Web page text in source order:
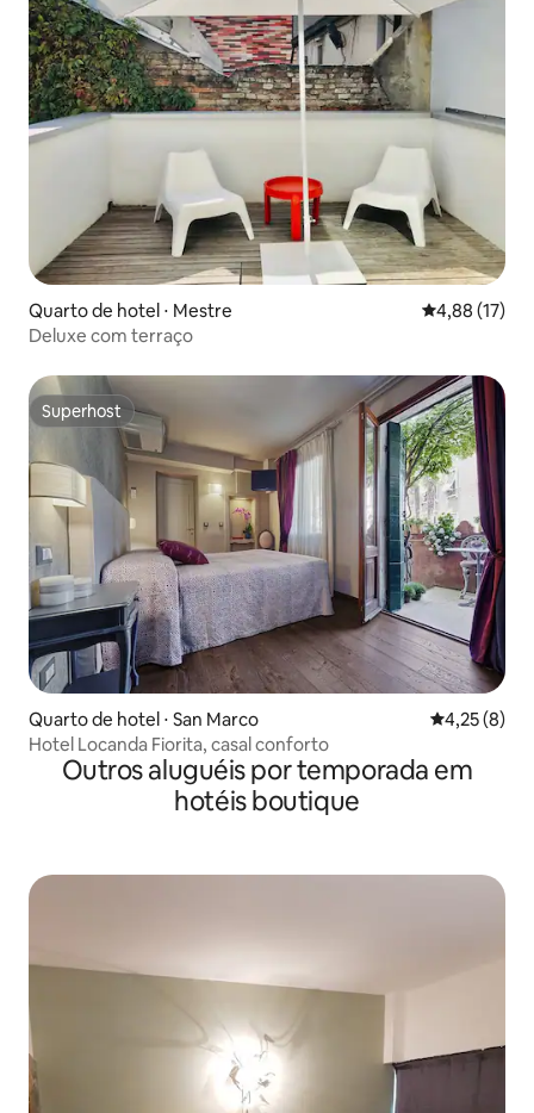
Quarto de hotel ⋅ Mestre 4,88 de uma
4,88 (17)
Deluxe com terraço
Superhost
Superhost
Quarto de hotel ⋅ San Marco 4,25 de
4,25 (8)
Hotel Locanda Fiorita, casal conforto
Outros aluguéis por temporada em
hotéis boutique